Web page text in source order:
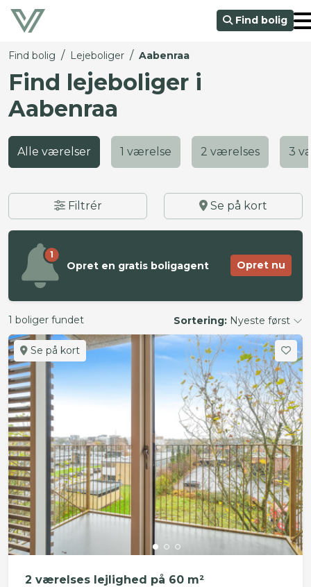
Find bolig
Find bolig / Lejeboliger / Aabenraa
Find lejeboliger i
Aabenraa
Alle værelser 1 værelse 2 værelses 3
Filtrér Se på kort
1
Opret en gratis boligagent Opret nu
1 boliger fundet Sortering: Nyeste først
Se på kort
2 værelses lejlighed på 60 m²